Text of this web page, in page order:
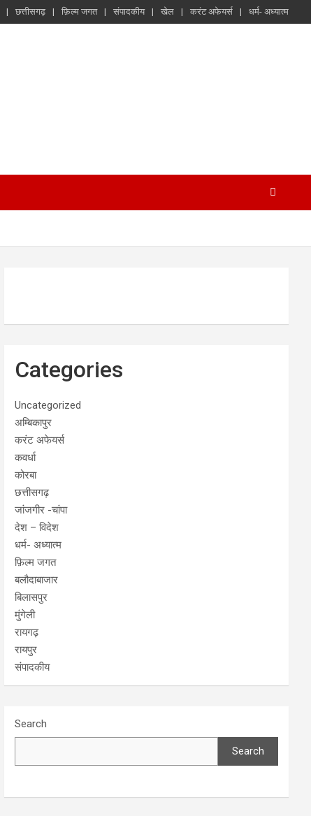
छत्तीसगढ़ फ़िल्म जगत संपादकीय खेल करंट अफेयर्स धर्म- अध्यात्म
Categories
Uncategorized
अम्बिकापुर
करंट अफेयर्स
कवर्धा
कोरबा
छत्तीसगढ़
जांजगीर -चांपा
देश – विदेश
धर्म- अध्यात्म
फ़िल्म जगत
बलौदाबाजार
बिलासपुर
मुंगेली
रायगढ़
रायपुर
संपादकीय
Search
Search